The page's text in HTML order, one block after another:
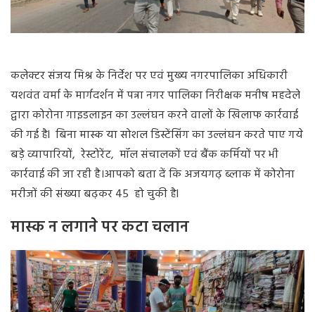
कलेक्टर संजय मिश्र के निर्देश पर एवं मुख्य नगरपालिका अधिकारी
यशवंत वर्मा के मार्गदर्शन में पन्ना नगर पालिका निरीक्षक मनीष महदेले
द्वारा कोरोना गाइडलाइन का उल्लंघन करने वालों के खिलाफ कार्रवाई
की गई हैl बिना मास्क या सोशल डिस्टेंसिंग का उल्लंघन करते पाए गये
बड़े व्यापारियों, रेस्टोरेंट, मॉल संचालकों एवं बैंक कर्मियों पर भी
कार्रवाई की जा रही है।आपको बता दें कि अजयगढ़ ब्लाक में कोरोना
मरीजों की संख्या बढ़कर 45 हो चुकी हैl
मास्क न लगाने पर कटा चलान